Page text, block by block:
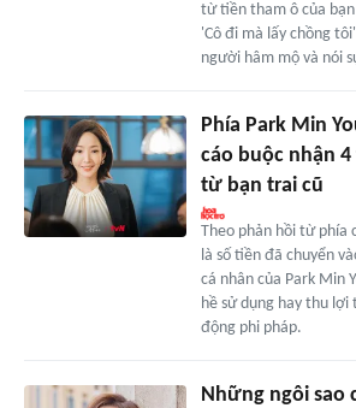
từ tiền tham ô của
'Cô đi mà lấy chồng
người hâm mộ và nói
Phía Park Min
cáo buộc nhận
từ bạn trai cũ
Theo phản hồi từ phía
là số tiền đã chuyển
cá nhân của Park Min
hề sử dụng hay thu
động phi pháp.
Những ngôi sao